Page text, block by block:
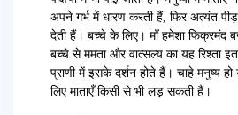
अपने गर्भ में धारण करती हैं, फिर अत्यंत
देती हैं। बच्चे के लिए। माँ हमेशा फिक्रमंद
बच्चे से ममता और वात्सल्य का यह रिश्ता
प्राणी में इसके दर्शन होते हैं। चाहे मनुष्य
लिए माताएँ किसी से भी लड़ सकती हैं।